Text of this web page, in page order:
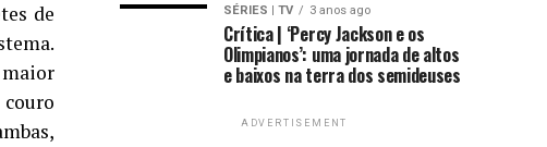
de
SÉRIES | TV 3 anos ago
Crítica | ‘Percy Jackson e os
Olimpianos’: uma jornada de altos
e baixos na terra dos semideuses
ADVERTISEMENT